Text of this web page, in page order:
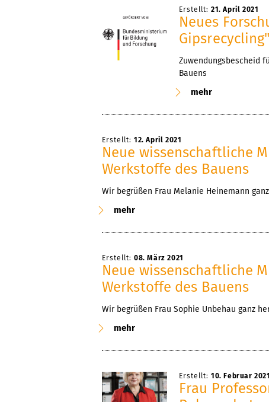
Erstellt: 21. April 2021
Neues
Gipsrecycling"
Zuwendungsbescheid
Bauens
mehr
Erstellt: 12. April 2021
Neue wissenschaftliche
Werkstoffe des Bauens
Wir begrüßen Frau Melanie Heinemann
mehr
Erstellt: 08. März 2021
Neue wissenschaftliche
Werkstoffe des Bauens
Wir begrüßen Frau Sophie Unbehau ganz
mehr
Erstellt: 10. Februar 2021
Frau